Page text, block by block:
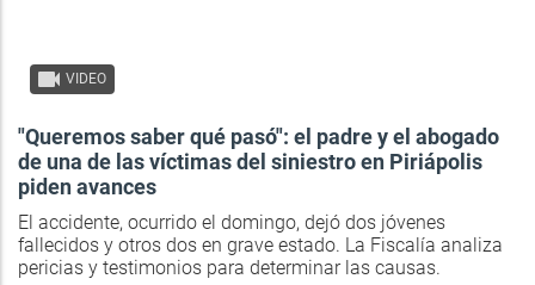
VIDEO
"Queremos saber qué pasó": el padre y el abogado
de una de las víctimas del siniestro en Piriápolis
piden avances
El accidente, ocurrido el domingo, dejó dos jóvenes
fallecidos y otros dos en grave estado. La Fiscalía analiza
pericias y testimonios para determinar las causas.